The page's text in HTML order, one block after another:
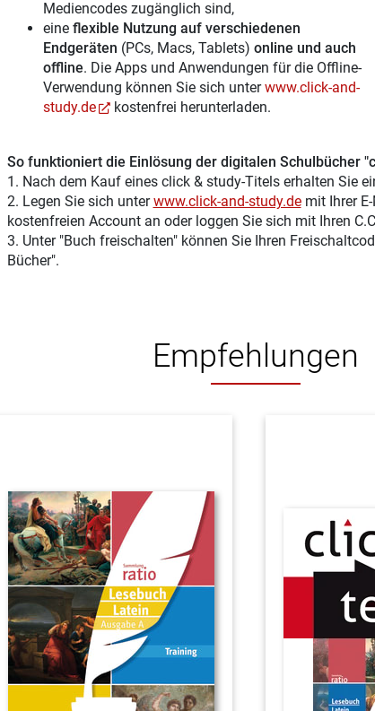
Mediencodes zugänglich sind,
eine flexible Nutzung auf verschiedenen
Endgeräten (PCs, Macs, Tablets) online und auch
offline. Die Apps und Anwendungen für die Offline-
Verwendung können Sie sich unterwww.click-and-
study.de
kostenfrei herunterladen.
So funktioniert die Einlösung der digitalen Schulbücher
1. Nach dem Kauf eines click & study-Titels erhalten Sie
2. Legen Sie sich unterwww.click-and-study.demit Ihrer
kostenfreien Account an oder loggen Sie sich mit Ihren
3. Unter "Buch freischalten" können Sie Ihren
Bücher".
Empfehlungen